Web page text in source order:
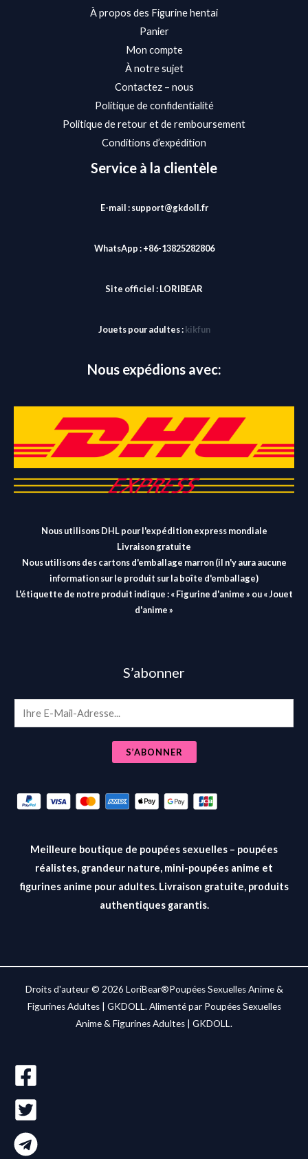
À propos des Figurine hentai
Panier
Mon compte
À notre sujet
Contactez – nous
Politique de confidentialité
Politique de retour et de remboursement
Conditions d’expédition
Service à la clientèle
E-mail : support@gkdoll.fr
WhatsApp : +86-13825282806
Site officiel :LORIBEAR
Jouets pour adultes : kikfun
Nous expédions avec:
Nous utilisons DHL pour l'expédition express mondiale
Livraison gratuite
Nous utilisons des cartons d'emballage marron (il n'y aura aucune
information sur le produit sur la boîte d'emballage)
L'étiquette de notre produit indique : « Figurine d'anime » ou « Jouet
d'anime »
S’abonner
m
S’ABONNER
Meilleure boutique de poupées sexuelles – poupées
réalistes, grandeur nature, mini-poupées anime et
figurines anime pour adultes. Livraison gratuite, produits
authentiques garantis.
Droits d'auteur © 2026 LoriBear®Poupées Sexuelles Anime &
Figurines Adultes | GKDOLL. Alimenté par Poupées Sexuelles
Anime & Figurines Adultes | GKDOLL.